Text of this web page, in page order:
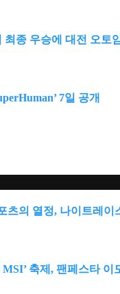
최종 우승에 대전 오토
7일 공개
츠의 열정, 나이트레
축제, 팬페스타 이